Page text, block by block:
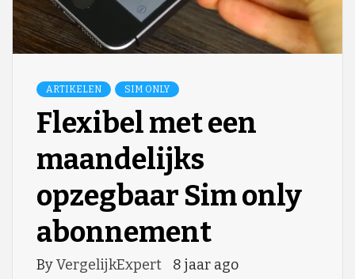
ARTIKELEN SIM ONLY
Flexibel met een
maandelijks
opzegbaar Sim only
abonnement
ByVergelijkExpert 8 jaar ago